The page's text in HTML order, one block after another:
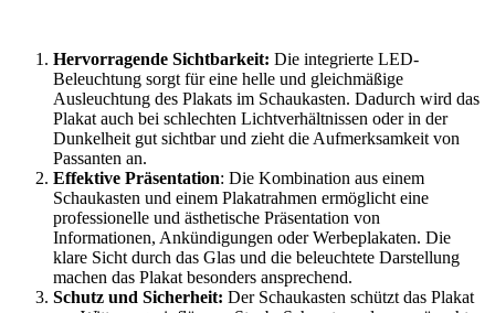
Hervorragende Sichtbarkeit: Die integrierte LED-
Beleuchtung sorgt für eine helle und gleichmäßige
Ausleuchtung des Plakats im Schaukasten. Dadurch wird das
Plakat auch bei schlechten Lichtverhältnissen oder in der
Dunkelheit gut sichtbar und zieht die Aufmerksamkeit von
Passanten an.
Effektive Präsentation: Die Kombination aus einem
Schaukasten und einem Plakatrahmen ermöglicht eine
professionelle und ästhetische Präsentation von
Informationen, Ankündigungen oder Werbeplakaten. Die
klare Sicht durch das Glas und die beleuchtete Darstellung
machen das Plakat besonders ansprechend.
Schutz und Sicherheit: Der Schaukasten schützt das Plakat